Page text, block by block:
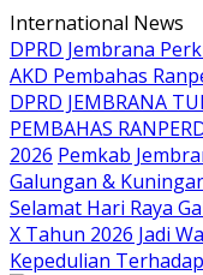
Langsung
ke
konten
International News
DPRD Jembrana
AKD Pembahas
DPRD JEMBRANA
PEMBAHAS
2026 Pemkab
Galungan &
Selamat Hari Raya
X Tahun 2026 Jadi
Kepedulian